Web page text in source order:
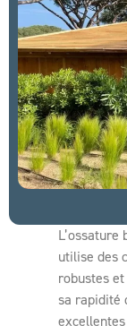
utilise des
robustes
sa rapidité